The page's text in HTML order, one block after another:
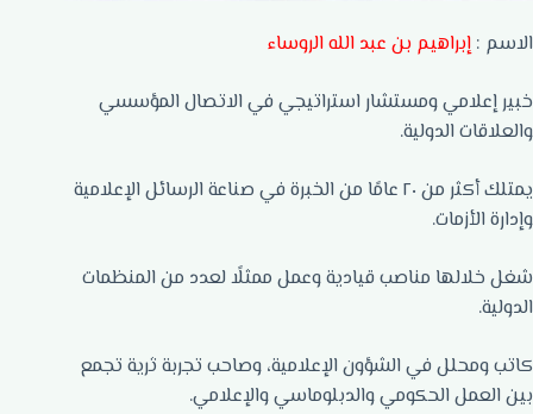
الاسم :إبراهيم بن عبد الله الروساء
خبير إعلامي ومستشار استراتيجي في الاتصال المؤسسي
والعلاقات الدولية.
يمتلك أكثر من ٢٠ عامًا من الخبرة في صناعة الرسائل الإعلامية
وإدارة الأزمات.
شغل خلالها مناصب قيادية وعمل ممثلًا لعدد من المنظمات
الدولية.
كاتب ومحلل في الشؤون الإعلامية، وصاحب تجربة ثرية تجمع
بين العمل الحكومي والدبلوماسي والإعلامي.